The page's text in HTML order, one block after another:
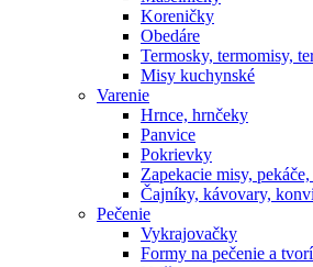
Koreničky
Obedáre
Termosky, termomisy,
Misy kuchynské
Varenie
Hrnce, hrnčeky
Panvice
Pokrievky
Zapekacie misy,
Čajníky, kávovary,
Pečenie
Vykrajovačky
Formy na pečenie a